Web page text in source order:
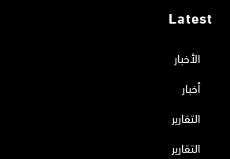
Latest
الأخبار
أخبار
التقارير
التقارير